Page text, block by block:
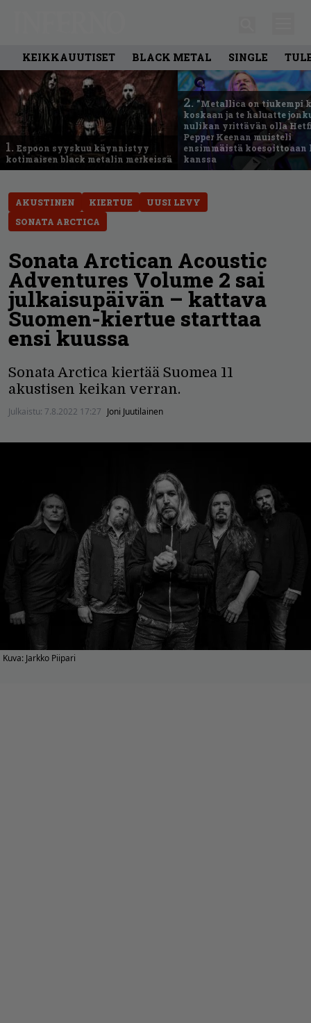
KEIKKAUUTISET BLACK METAL SINGLE
1. Espoon syyskuu käynnistyy
kotimaisen black metalin merkeissä
2. ”Metallica on tiukempi
koskaan ja te haluatte
nulikan yrittävän olla
Pepper Keenan muisteli
ensimmäistä
kanssa
AKUSTINEN KIERTUE
UUSI LEVY
SONATA ARCTICA
Sonata Arctican Acoustic
Adventures Volume 2 sai
julkaisupäivän – kattava
Suomen-kiertue starttaa
ensi kuussa
Sonata Arctica kiertää Suomea 11
akustisen keikan verran.
Julkaistu: 7.8.2022 17:27 Joni Juutilainen
Kuva: Jarkko Piipari